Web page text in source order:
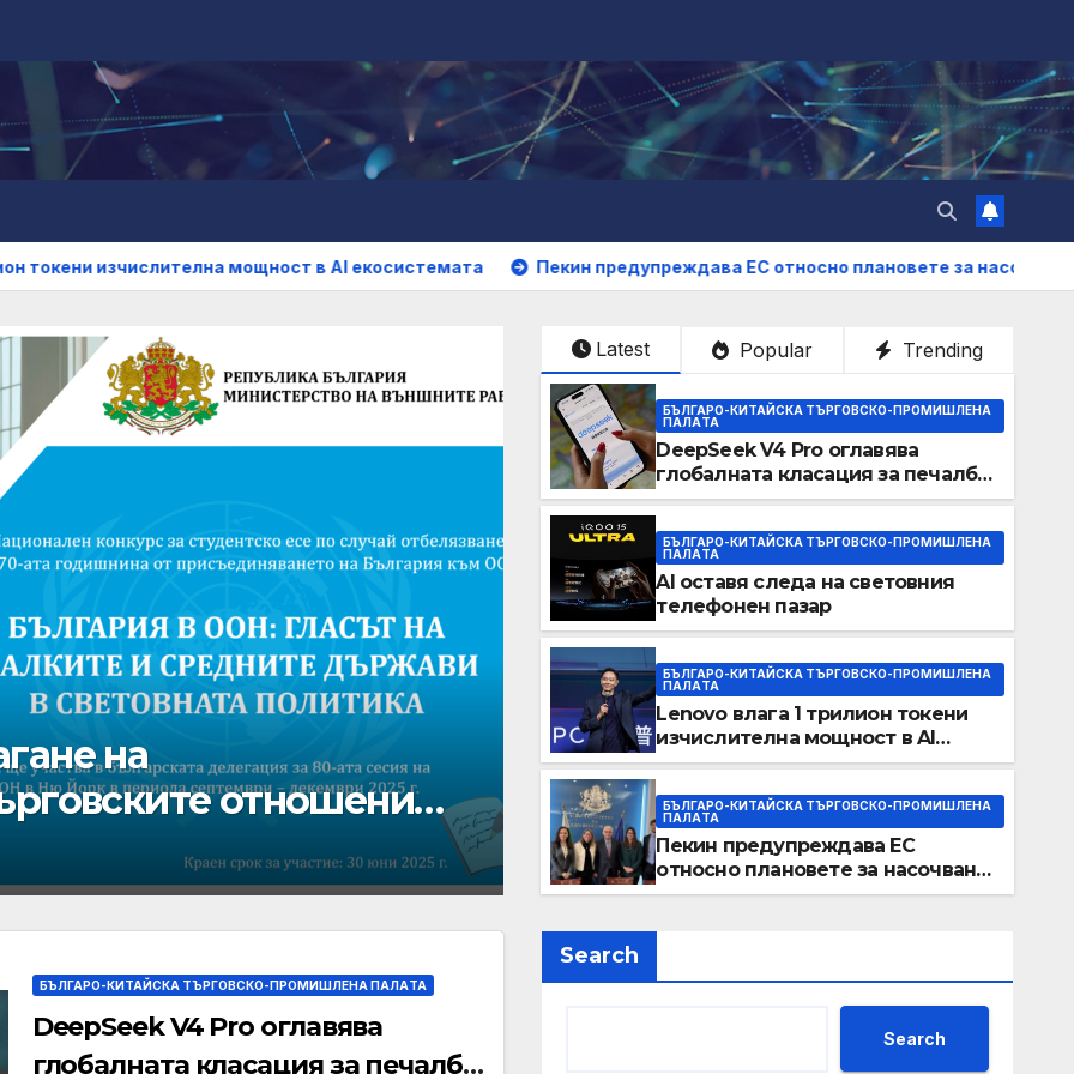
мощност в AI екосистемата Пекин предупреждава ЕС относно плановете за насочване към
глобалната
75% намаление на
БЪЛГАРО-КИТАЙСКА ТЪРГОВСКО-ПРОМИШЛЕНА ПАЛAТА
AI оставя следа на
пазар
MAY 24, 2026 ADMIN
Latest Popular Trending
БЪЛГАРО-КИТАЙСКА ТЪРГОВСКО-ПРОМИШЛЕНА
ПАЛAТА
DeepSeek V4 Pro оглавява
глобалната класация за печалба
след 75% намаление на цената
БЪЛГАРО-КИТАЙСКА ТЪРГОВСКО-ПРОМИШЛЕНА
ПАЛAТА
AI оставя следа на световния
телефонен пазар
БЪЛГАРО-КИТАЙСКА ТЪРГОВСКО-ПРОМИШЛЕНА
ПАЛAТА
Lenovo влага 1 трилион токени
изчислителна мощност в AI
екосистемата
БЪЛГАРО-КИТАЙСКА ТЪРГОВСКО-ПРОМИШЛЕНА
ПАЛAТА
Пекин предупреждава ЕС
относно плановете за насочване
към китайски продукти
БЪЛГАРО-КИТАЙСКА ТЪРГОВСКО-ПРОМИШЛЕНА ПАЛAТА
DeepSeek V4 Pro оглавява
глобалната класация за печалба
Search
Search